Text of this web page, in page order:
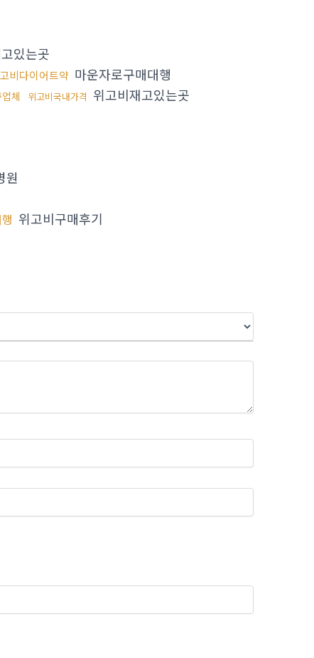
있는곳
비다이어트약 마운자로구매대행
체 위고비국내가격 위고비재고있는곳
원
위고비구매후기